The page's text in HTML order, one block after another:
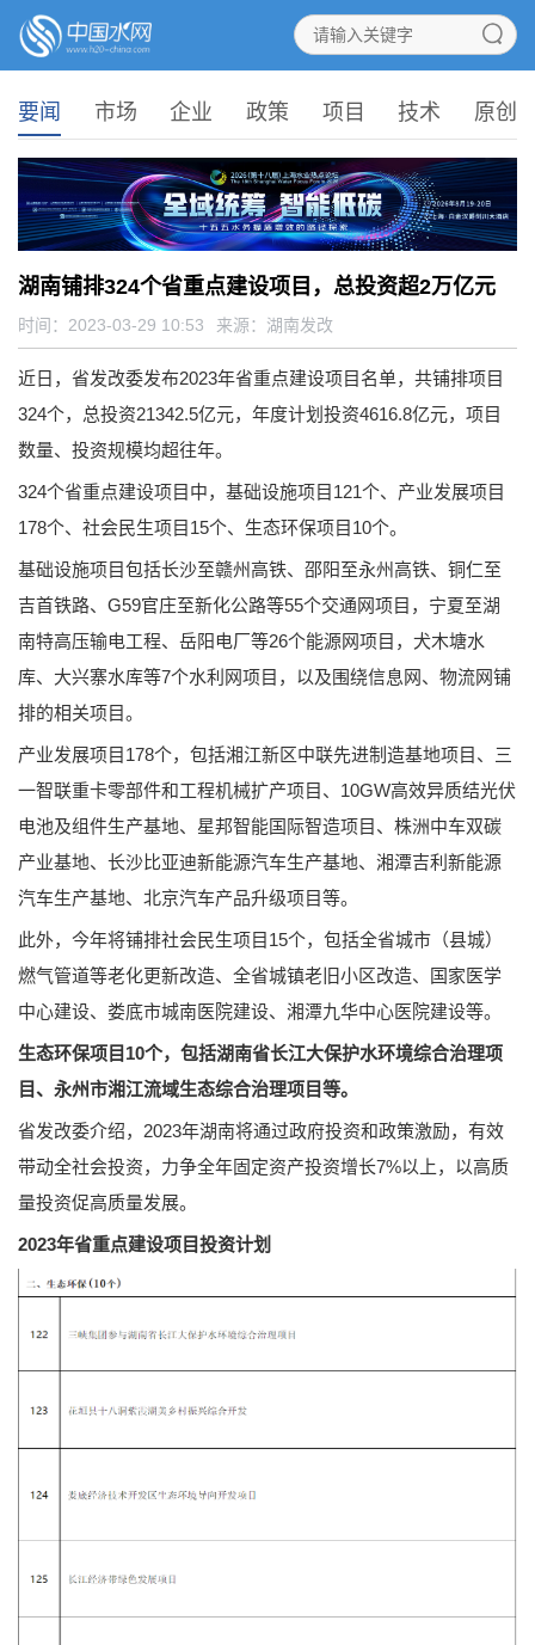
要闻 市场 企业 政策 项目 技术 原创
湖南铺排324个省重点建设项目，总投资超2万亿元
时间：2023-03-29 10:53 来源： 湖南发改
近日，省发改委发布2023年省重点建设项目名单，共铺排项目
324个，总投资21342.5亿元，年度计划投资4616.8亿元，项目
数量、投资规模均超往年。
324个省重点建设项目中，基础设施项目121个、产业发展项目
178个、社会民生项目15个、生态环保项目10个。
基础设施项目包括长沙至赣州高铁、邵阳至永州高铁、铜仁至
吉首铁路、G59官庄至新化公路等55个交通网项目，宁夏至湖
南特高压输电工程、岳阳电厂等26个能源网项目，犬木塘水
库、大兴寨水库等7个水利网项目，以及围绕信息网、物流网铺
排的相关项目。
产业发展项目178个，包括湘江新区中联先进制造基地项目、三
一智联重卡零部件和工程机械扩产项目、10GW高效异质结光伏
电池及组件生产基地、星邦智能国际智造项目、株洲中车双碳
产业基地、长沙比亚迪新能源汽车生产基地、湘潭吉利新能源
汽车生产基地、北京汽车产品升级项目等。
此外，今年将铺排社会民生项目15个，包括全省城市（县城）
燃气管道等老化更新改造、全省城镇老旧小区改造、国家医学
中心建设、娄底市城南医院建设、湘潭九华中心医院建设等。
生态环保项目10个，包括湖南省长江大保护水环境综合治理项
目、永州市湘江流域生态综合治理项目等。
省发改委介绍，2023年湖南将通过政府投资和政策激励，有效
带动全社会投资，力争全年固定资产投资增长7%以上，以高质
量投资促高质量发展。
2023年省重点建设项目投资计划